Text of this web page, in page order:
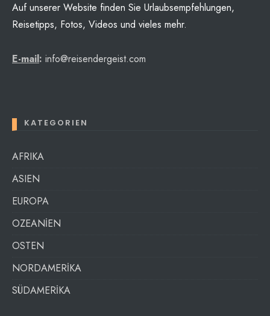
Auf unserer Website finden Sie Urlaubsempfehlungen,
Reisetipps, Fotos, Videos und vieles mehr.
E-mail: info@reisendergeist.com
KATEGORIEN
AFRIKA
ASIEN
EUROPA
OZEANİEN
OSTEN
NORDAMERİKA
SÜDAMERİKA